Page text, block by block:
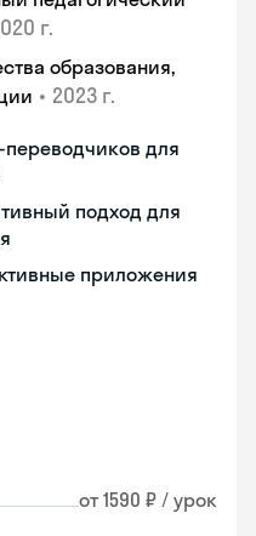
г.
образования,
• 2023 г.
для
подход для
приложения
от 1590 ₽ / урок